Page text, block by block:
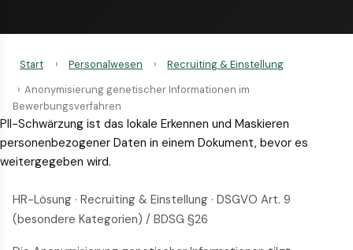
Start › Personalwesen ›
Recruiting & Einstellung
› Anonymisierung genetischer Informationen im
Bewerbungsverfahren
PII-Schwärzung ist das lokale Erkennen und Maskieren
personenbezogener Daten in einem Dokument, bevor es
weitergegeben wird.
HR-Lösung · Recruiting & Einstellung · DSGVO Art. 9
(besondere Kategorien) / BDSG §26